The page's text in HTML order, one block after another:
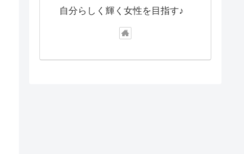
自分らしく輝く女性を目指す♪